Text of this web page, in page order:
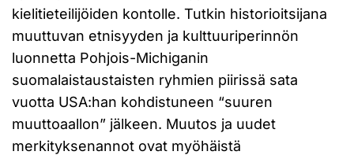
kielitieteilijöiden kontolle. Tutkin historioitsijana
muuttuvan etnisyyden ja kulttuuriperinnön
luonnetta Pohjois-Michiganin
suomalaistaustaisten ryhmien piirissä sata
vuotta USA:han kohdistuneen “suuren
muuttoaallon” jälkeen. Muutos ja uudet
merkityksenannot ovat myöhäistä